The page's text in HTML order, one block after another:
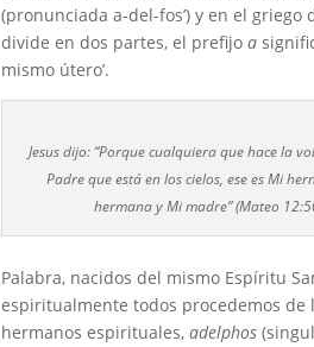
(pronunciada a-del-fos’) y en el
divide en dos partes, el prefijoa
mismo útero’.
Jesus dijo: “Porque cualquiera que hace la
Padre que está en los cielos, ese es Mi
hermana y Mi madre” (Mateo
Palabra, nacidos del mismo Espíritu
espiritualmente todos procedemos de
hermanos espirituales,adelphos